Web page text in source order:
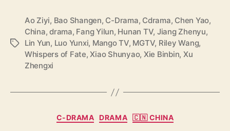
T
Ao Ziyi, Bao Shangen, C-Drama, Cdrama, Chen Yao,
China,drama, Fang Yilun, Hunan TV, Jiang Zhenyu,
Lin Yun, Luo Yunxi, Mango TV, MGTV, Riley Wang,
Whispers of Fate,Xiao Shunyao, Xie Binbin, Xu
Zhengxi
C
C-DRAMA DRAMA 🇨🇳 CHINA